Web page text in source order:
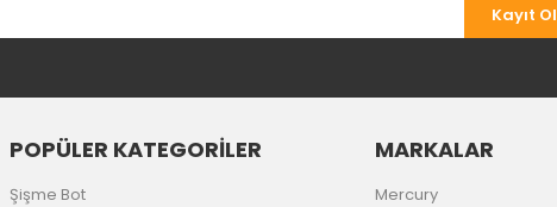
Gönder
Kayıt Ol
POPÜLER KATEGORİLER
Şişme Bot
MARKALAR
Mercury